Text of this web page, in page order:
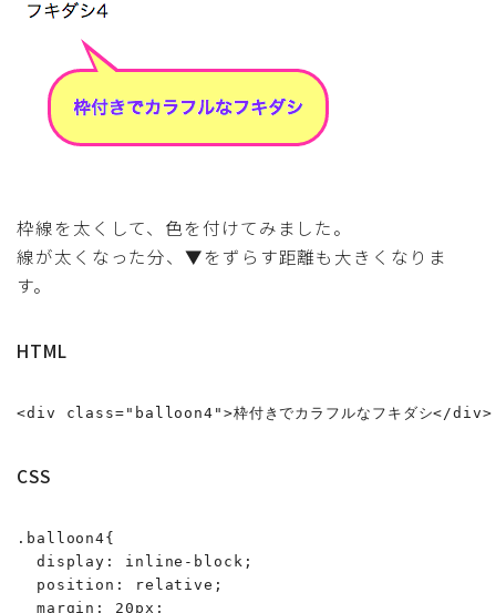
枠線を太くして、色を付けてみました。
線が太くなった分、▼をずらす距離も大きくなりま
す。
HTML
<div class="balloon4">枠付きでカラフルなフキダシ</div>
CSS
.balloon4{
  display: inline-block;
  position: relative;
  margin: 20px;